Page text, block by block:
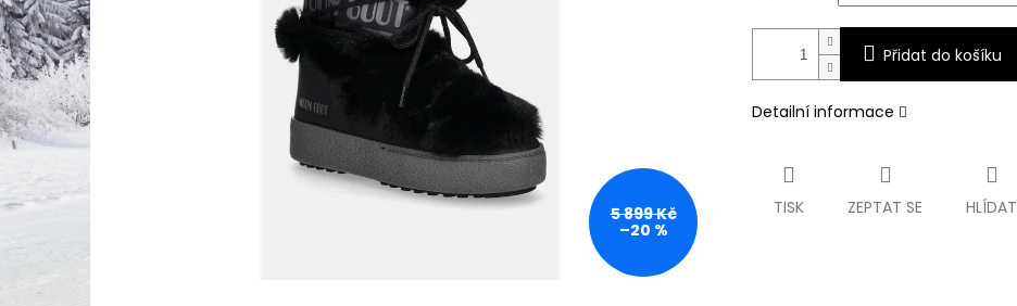
5 899 Kč
–20 %
Přidat do košíku
Detailní informace
TISK ZEPTAT SE HLÍDAT